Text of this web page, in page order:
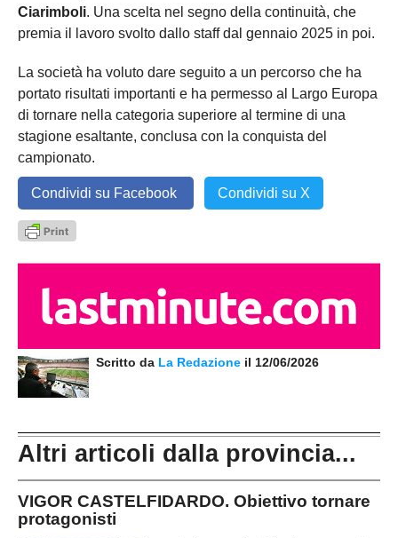
Ciarimboli. Una scelta nel segno della continuità, che
premia il lavoro svolto dallo staff dal gennaio 2025 in poi.
La società ha voluto dare seguito a un percorso che ha
portato risultati importanti e ha permesso al Largo Europa
di tornare nella categoria superiore al termine di una
stagione esaltante, conclusa con la conquista del
campionato.
Condividi su Facebook Condividi su X
Scritto da La Redazione il 12/06/2026
Altri articoli dalla provincia...
VIGOR CASTELFIDARDO. Obiettivo tornare
protagonisti